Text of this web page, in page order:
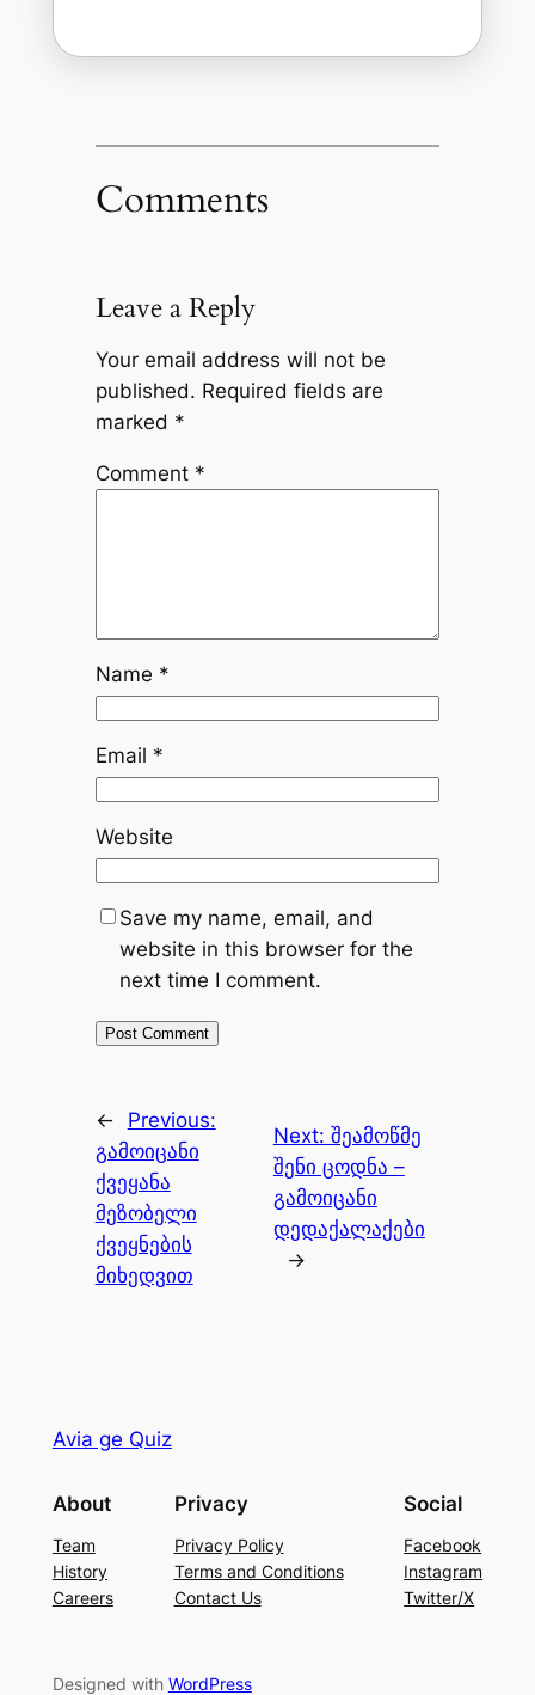
Comments
Leave a Reply
Your email address will not be
published. Required fields are
marked *
Comment *
Name *
Email *
Website
Save my name, email, and
website in this browser for the
next time I comment.
←
Previous:
გამოიცანი
ქვეყანა
მეზობელი
ქვეყნების
მიხედვით
Next: შეამოწმე
შენი ცოდნა –
გამოიცანი
დედაქალაქები
→
Avia ge Quiz
About
Team
History
Careers
Privacy
Privacy Policy
Terms and Conditions
Contact Us
Social
Facebook
Instagram
Twitter/X
Designed with WordPress